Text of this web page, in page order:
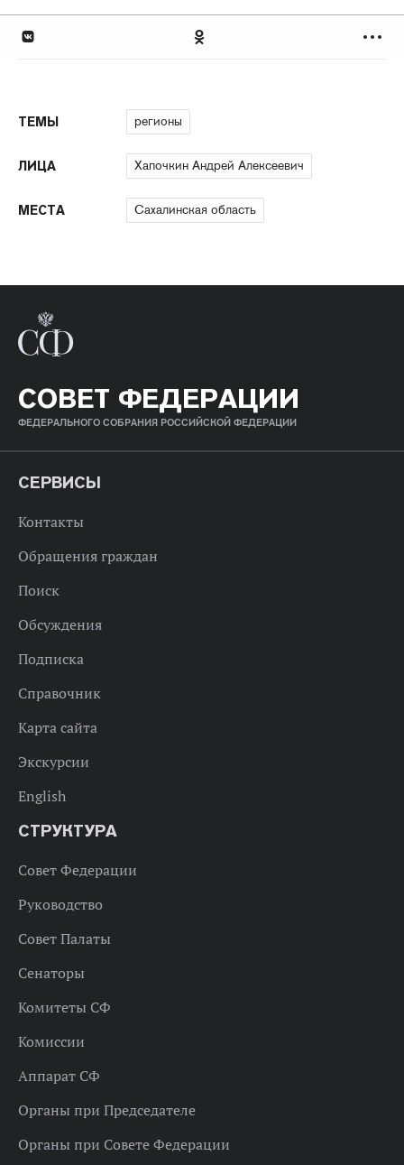
ТЕМЫ регионы
ЛИЦА Хапочкин Андрей Алексеевич
МЕСТА Сахалинская область
СОВЕТ ФЕДЕРАЦИИ
ФЕДЕРАЛЬНОГО СОБРАНИЯ РОССИЙСКОЙ ФЕДЕРАЦИИ
СЕРВИСЫ
Контакты
Обращения граждан
Поиск
Обсуждения
Подписка
Справочник
Карта сайта
Экскурсии
English
СТРУКТУРА
Совет Федерации
Руководство
Совет Палаты
Сенаторы
Комитеты СФ
Комиссии
Аппарат СФ
Органы при Председателе
Органы при Совете Федерации